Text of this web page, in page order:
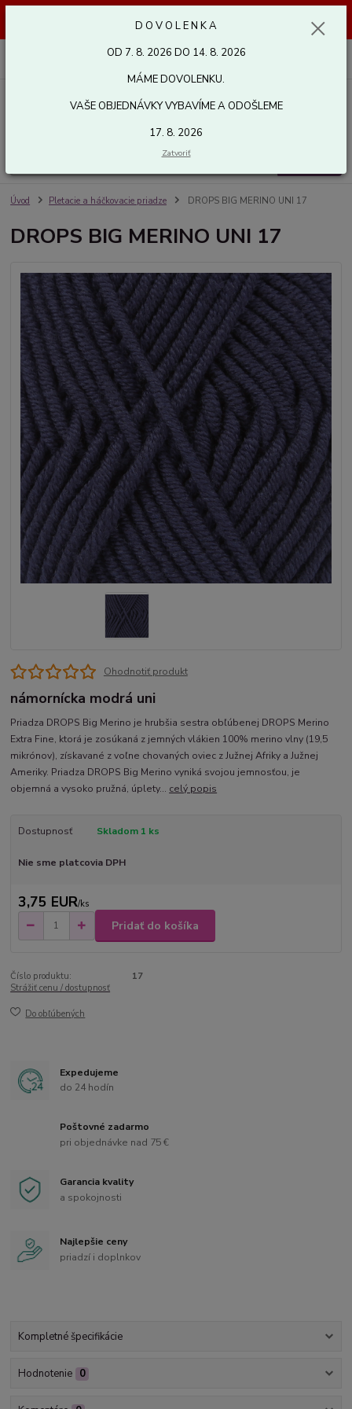
odošleme 17. 8. 2026. Ďakujeme.
Úvod Pletacie a háčkovacie priadze DROPS BIG MERINO UNI 17
DROPS BIG MERINO UNI 17
Ohodnotiť produkt
námornícka modrá uni
Priadza DROPS Big Merino je hrubšia sestra obľúbenej DROPS Merino
Extra Fine, ktorá je zosúkaná z jemných vlákien 100% merino vlny (19,5
mikrónov), získavané z voľne chovaných oviec z Južnej Afriky a Južnej
Ameriky. Priadza DROPS Big Merino vyniká svojou jemnosťou, je
objemná a vysoko pružná, úplety... celý popis
Dostupnosť Skladom 1 ks
Nie sme platcovia DPH
3,75 EUR/ks
Pridať do košíka
Číslo produktu:
17
Strážiť cenu / dostupnosť
Do obľúbených
Expedujeme
do 24 hodín
Poštovné zadarmo
pri objednávke nad 75 €
Garancia kvality
a spokojnosti
Najlepšie ceny
priadzí i doplnkov
Kompletné špecifikácie
Hodnotenie 0
D O V O L E N K A
OD 7. 8. 2026 DO 14. 8. 2026
MÁME DOVOLENKU.
VAŠE OBJEDNÁVKY VYBAVÍME A ODOŠLEME
17. 8. 2026
Zatvoriť